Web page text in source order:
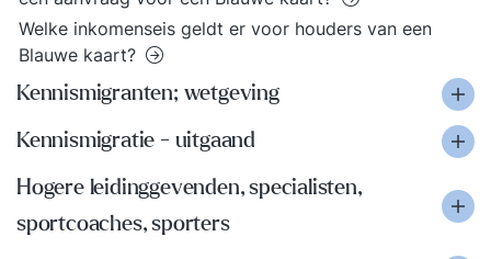
Welke inkomenseis geldt er voor houders van een
Blauwe kaart?
Kennismigranten; wetgeving
Kennismigratie - uitgaand
Hogere leidinggevenden, specialisten,
sportcoaches, sporters